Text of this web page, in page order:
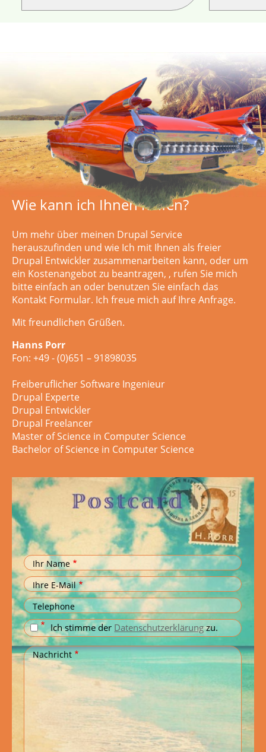
Wie kann ich Ihnen helfen?
Um mehr über meinen Drupal Service
herauszufinden und wie Ich mit Ihnen als freier
Drupal Entwickler zusammenarbeiten kann, oder um
ein Kostenangebot zu beantragen, , rufen Sie mich
bitte einfach an oder benutzen Sie einfach das
Kontakt Formular. Ich freue mich auf Ihre Anfrage.
Mit freundlichen Grüßen.
Hanns Porr
Fon: +49 - (0)651 – 91898035
Freiberuflicher Software Ingenieur
Drupal Experte
Drupal Entwickler
Drupal Freelancer
Master of Science in Computer Science
Bachelor of Science in Computer Science
Ihr Name
Ihre E-Mail
Telephone
Ich stimme der Datenschutzerklärungzu.
Nachricht